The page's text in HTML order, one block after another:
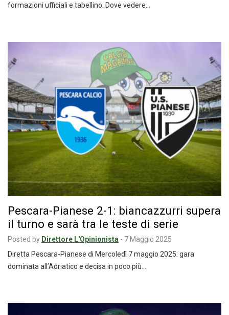
formazioni ufficiali e tabellino. Dove vedere…
Pescara-Pianese 2-1: biancazzurri supera
il turno e sarà tra le teste di serie
Posted by Direttore L'Opinionista - 7 Maggio 2025
Diretta Pescara-Pianese di Mercoledì 7 maggio 2025: gara
dominata all’Adriatico e decisa in poco più…